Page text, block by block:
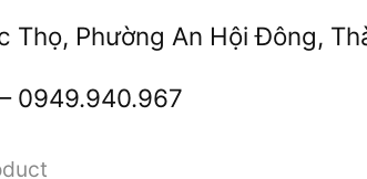
Phường An Hội Đông,
0949.940.967